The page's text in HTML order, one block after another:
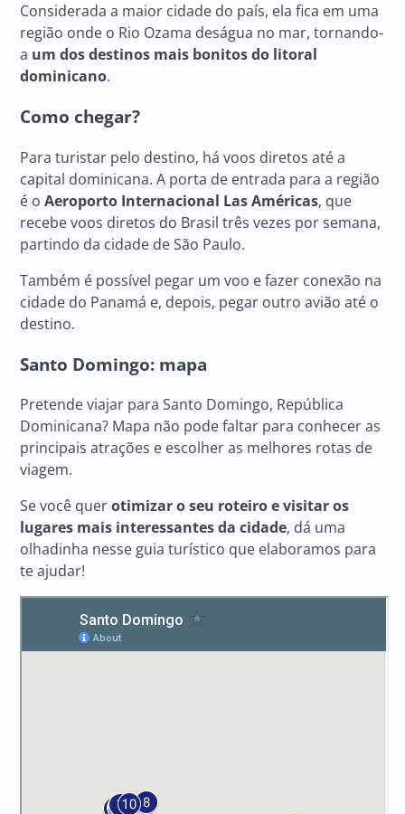
Considerada a maior cidade do país, ela fica em uma
região onde o Rio Ozama deságua no mar, tornando-
a um dos destinos mais bonitos do litoral
dominicano.
Como chegar?
Para turistar pelo destino, há voos diretos até a
capital dominicana. A porta de entrada para a região
é oAeroporto Internacional Las Américas, que
recebe voos diretos do Brasil três vezes por semana,
partindo da cidade de São Paulo.
Também é possível pegar um voo e fazer conexão na
cidade do Panamá e, depois, pegar outro avião até o
destino.
Santo Domingo: mapa
Pretende viajar para Santo Domingo, República
Dominicana? Mapa não pode faltar para conhecer as
principais atrações e escolher as melhores rotas de
viagem.
Se você querotimizar o seu roteiro e visitar os
lugares mais interessantes da cidade, dá uma
olhadinha nesse guia turístico que elaboramos para
te ajudar!